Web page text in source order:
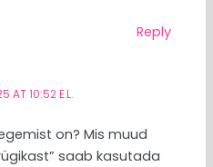
Reply
AT 10:52 E.L.
on? Mis muud
saab kasutada